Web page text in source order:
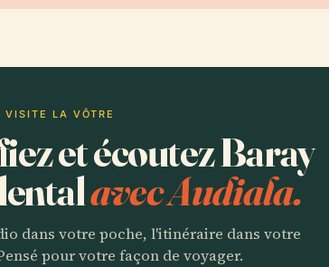
VISITE LA VÔTRE
et écoutez Baray
avec Audiala.
dans votre poche, l'itinéraire dans votre
pour votre façon de voyager.